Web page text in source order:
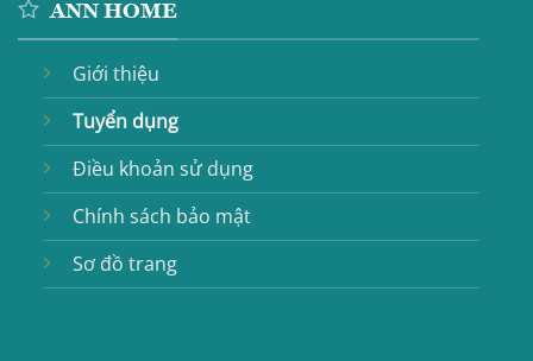
ANN HOME
Giới thiệu
Tuyển dụng
Điều khoản sử dụng
Chính sách bảo mật
Sơ đồ trang